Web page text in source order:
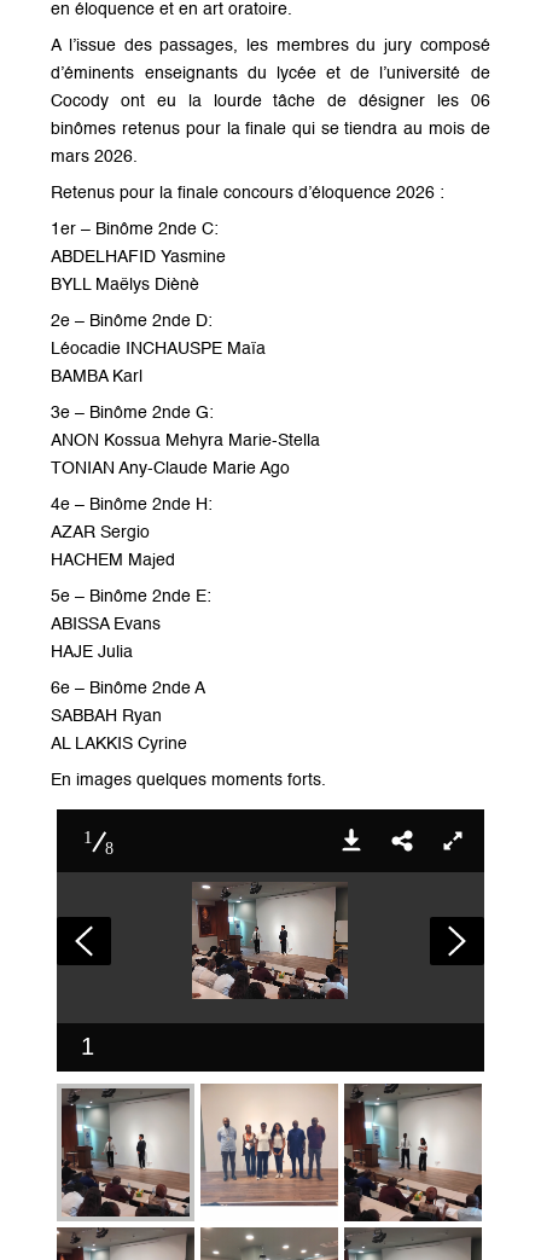
en éloquence et en art oratoire.
A l’issue des passages, les membres du jury composé
d’éminents enseignants du lycée et de l’université de
Cocody ont eu la lourde tâche de désigner les 06
binômes retenus pour la finale qui se tiendra au mois de
mars 2026.
Retenus pour la finale concours d’éloquence 2026 :
1er – Binôme 2nde C:
ABDELHAFID Yasmine
BYLL Maëlys Diènè
2e – Binôme 2nde D:
Léocadie INCHAUSPE Maïa
BAMBA Karl
3e – Binôme 2nde G:
ANON Kossua Mehyra Marie-Stella
TONIAN Any-Claude Marie Ago
4e – Binôme 2nde H:
AZAR Sergio
HACHEM Majed
5e – Binôme 2nde E:
ABISSA Evans
HAJE Julia
6e – Binôme 2nde A
SABBAH Ryan
AL LAKKIS Cyrine
En images quelques moments forts.
1
8
1